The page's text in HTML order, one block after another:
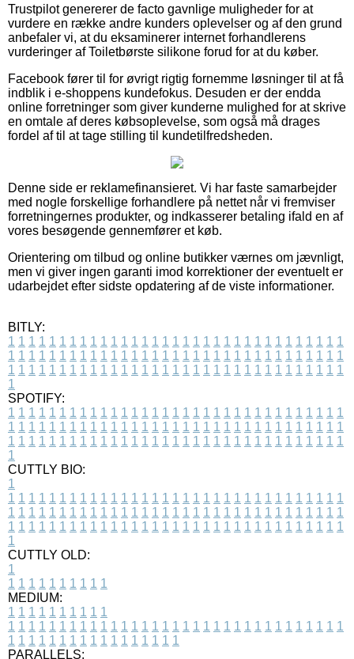
Trustpilot genererer de facto gavnlige muligheder for at
vurdere en række andre kunders oplevelser og af den grund
anbefaler vi, at du eksaminerer internet forhandlerens
vurderinger af Toiletbørste silikone forud for at du køber.
Facebook fører til for øvrigt rigtig fornemme løsninger til at få
indblik i e-shoppens kundefokus. Desuden er der endda
online forretninger som giver kunderne mulighed for at skrive
en omtale af deres købsoplevelse, som også må drages
fordel af til at tage stilling til kundetilfredsheden.
Denne side er reklamefinansieret. Vi har faste samarbejder
med nogle forskellige forhandlere på nettet når vi fremviser
forretningernes produkter, og indkasserer betaling ifald en af
vores besøgende gennemfører et køb.
Orientering om tilbud og online butikker værnes om jævnligt,
men vi giver ingen garanti imod korrektioner der eventuelt er
udarbejdet efter sidste opdatering af de viste informationer.
BITLY:
1 1 1 1 1 1 1 1 1 1 1 1 1 1 1 1 1 1 1 1 1 1 1 1 1 1 1 1 1 1 1 1 1
1 1 1 1 1 1 1 1 1 1 1 1 1 1 1 1 1 1 1 1 1 1 1 1 1 1 1 1 1 1 1 1 1
1 1 1 1 1 1 1 1 1 1 1 1 1 1 1 1 1 1 1 1 1 1 1 1 1 1 1 1 1 1 1 1 1
1
SPOTIFY:
1 1 1 1 1 1 1 1 1 1 1 1 1 1 1 1 1 1 1 1 1 1 1 1 1 1 1 1 1 1 1 1 1
1 1 1 1 1 1 1 1 1 1 1 1 1 1 1 1 1 1 1 1 1 1 1 1 1 1 1 1 1 1 1 1 1
1 1 1 1 1 1 1 1 1 1 1 1 1 1 1 1 1 1 1 1 1 1 1 1 1 1 1 1 1 1 1 1 1
1
CUTTLY BIO:
1
1 1 1 1 1 1 1 1 1 1 1 1 1 1 1 1 1 1 1 1 1 1 1 1 1 1 1 1 1 1 1 1 1
1 1 1 1 1 1 1 1 1 1 1 1 1 1 1 1 1 1 1 1 1 1 1 1 1 1 1 1 1 1 1 1 1
1 1 1 1 1 1 1 1 1 1 1 1 1 1 1 1 1 1 1 1 1 1 1 1 1 1 1 1 1 1 1 1 1
1
CUTTLY OLD:
1
1 1 1 1 1 1 1 1 1 1
MEDIUM:
1 1 1 1 1 1 1 1 1 1
1 1 1 1 1 1 1 1 1 1 1 1 1 1 1 1 1 1 1 1 1 1 1 1 1 1 1 1 1 1 1 1 1
1 1 1 1 1 1 1 1 1 1 1 1 1 1 1 1 1
PARALLELS: